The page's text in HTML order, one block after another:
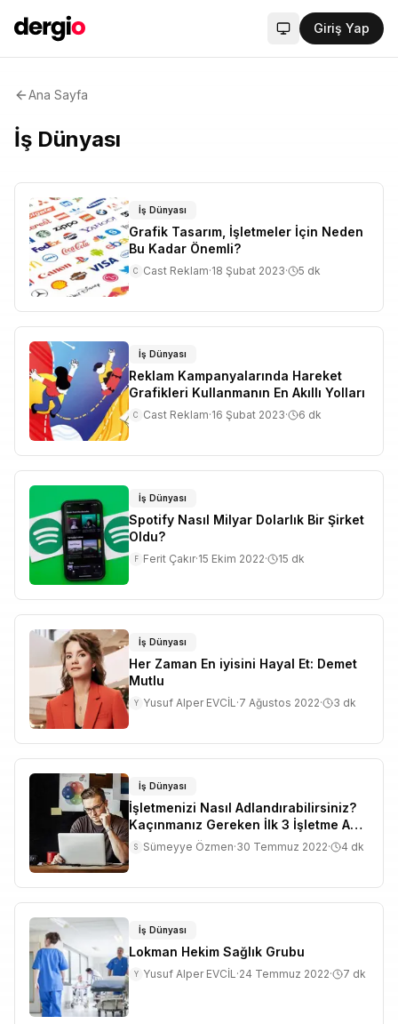
Sistem modu aktif
Giriş Yap
Ana Sayfa
İş Dünyası
İş Dünyası
Grafik Tasarım, İşletmeler İçin Neden
Bu Kadar Önemli?
C Cast Reklam·18 Şubat 2023· 5 dk
İş Dünyası
Reklam Kampanyalarında Hareket
Grafikleri Kullanmanın En Akıllı Yolları
C Cast Reklam·16 Şubat 2023· 6 dk
İş Dünyası
Spotify Nasıl Milyar Dolarlık Bir Şirket
Oldu?
F Ferit Çakır·15 Ekim 2022· 15 dk
İş Dünyası
Her Zaman En iyisini Hayal Et: Demet
Mutlu
Y Yusuf Alper EVCİL·7 Ağustos 2022· 3 dk
İş Dünyası
İşletmenizi Nasıl Adlandırabilirsiniz?
Kaçınmanız Gereken İlk 3 İşletme Adı
Türü
S Sümeyye Özmen·30 Temmuz 2022· 4 dk
İş Dünyası
Lokman Hekim Sağlık Grubu
Y Yusuf Alper EVCİL·24 Temmuz 2022· 7 dk